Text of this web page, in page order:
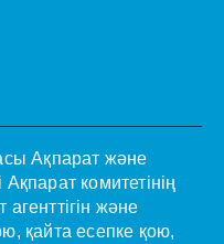
Ақпарат және
комитетінің
және
қайта есепке қою,